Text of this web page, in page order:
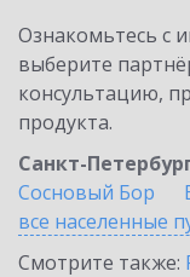
Ознакомьтесь с
выберите
консультацию,
продукта.
Санкт-
Сосновый Бор
все населенные
Смотрите также: